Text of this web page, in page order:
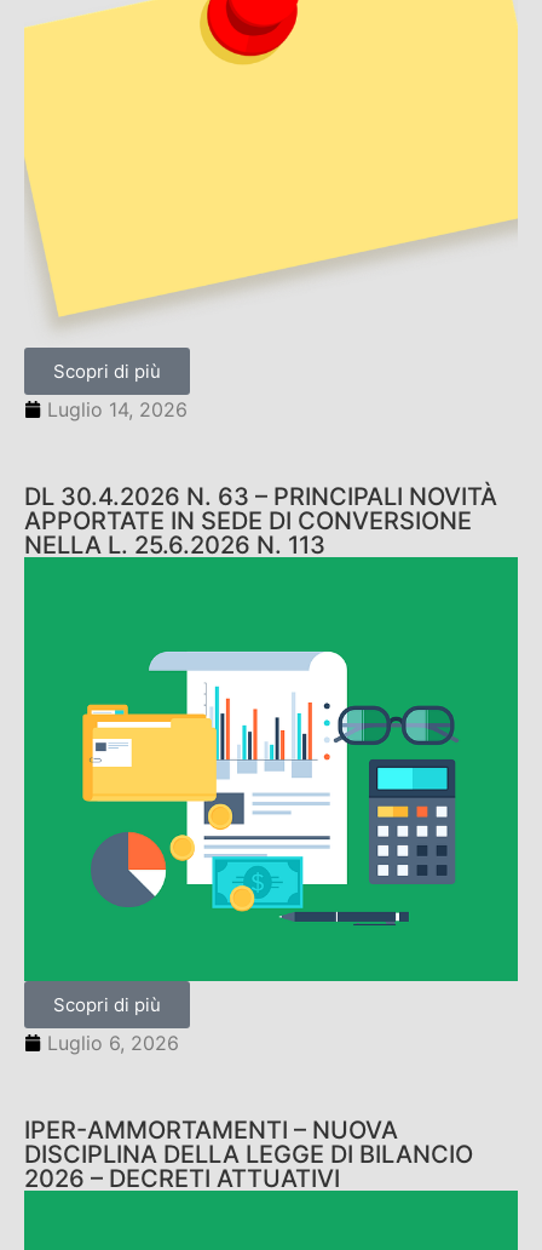
Scopri di più
Luglio 14, 2026
DL 30.4.2026 N. 63 – PRINCIPALI NOVITÀ
APPORTATE IN SEDE DI CONVERSIONE
NELLA L. 25.6.2026 N. 113
Scopri di più
Luglio 6, 2026
IPER-AMMORTAMENTI – NUOVA
DISCIPLINA DELLA LEGGE DI BILANCIO
2026 – DECRETI ATTUATIVI